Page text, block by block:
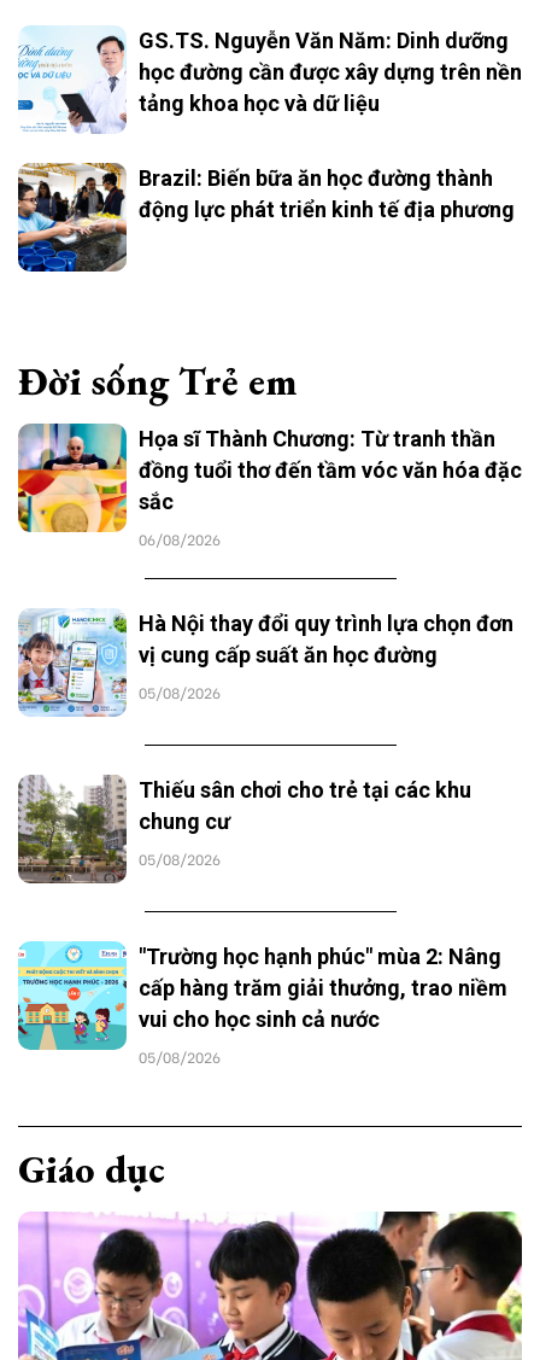
GS.TS. Nguyễn Văn Năm: Dinh dưỡng
học đường cần được xây dựng trên nền
tảng khoa học và dữ liệu
Brazil: Biến bữa ăn học đường thành
động lực phát triển kinh tế địa phương
Đời sống Trẻ em
Họa sĩ Thành Chương: Từ tranh thần
đồng tuổi thơ đến tầm vóc văn hóa đặc
sắc
06/08/2026
Hà Nội thay đổi quy trình lựa chọn đơn
vị cung cấp suất ăn học đường
05/08/2026
Thiếu sân chơi cho trẻ tại các khu
chung cư
05/08/2026
"Trường học hạnh phúc" mùa 2: Nâng
cấp hàng trăm giải thưởng, trao niềm
vui cho học sinh cả nước
05/08/2026
Giáo dục